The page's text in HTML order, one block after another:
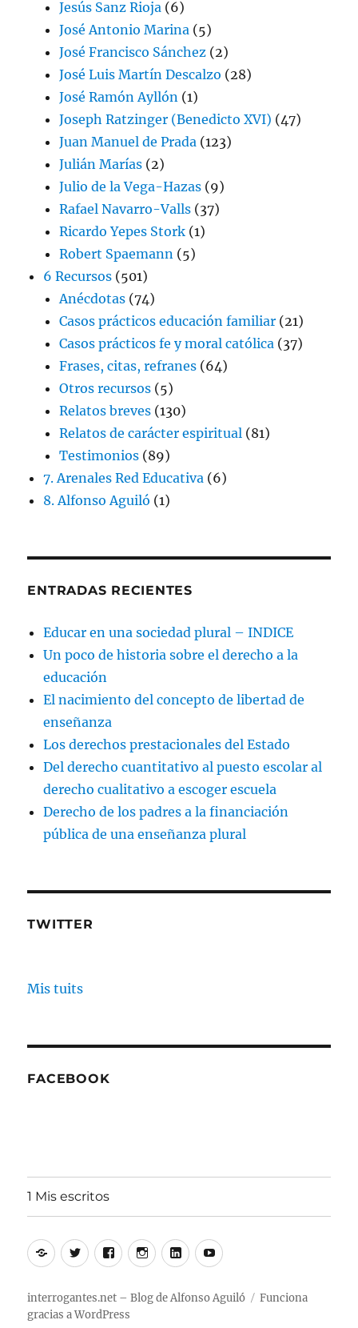
Jesús Sanz Rioja (6)
José Antonio Marina (5)
José Francisco Sánchez (2)
José Luis Martín Descalzo (28)
José Ramón Ayllón (1)
Joseph Ratzinger (Benedicto XVI) (47)
Juan Manuel de Prada (123)
Julián Marías (2)
Julio de la Vega-Hazas (9)
Rafael Navarro-Valls (37)
Ricardo Yepes Stork (1)
Robert Spaemann (5)
6 Recursos (501)
Anécdotas (74)
Casos prácticos educación familiar (21)
Casos prácticos fe y moral católica (37)
Frases, citas, refranes (64)
Otros recursos (5)
Relatos breves (130)
Relatos de carácter espiritual (81)
Testimonios (89)
7. Arenales Red Educativa (6)
8. Alfonso Aguiló (1)
ENTRADAS RECIENTES
Educar en una sociedad plural – INDICE
Un poco de historia sobre el derecho a la
educación
El nacimiento del concepto de libertad de
enseñanza
Los derechos prestacionales del Estado
Del derecho cuantitativo al puesto escolar al
derecho cualitativo a escoger escuela
Derecho de los padres a la financiación
pública de una enseñanza plural
TWITTER
Mis tuits
FACEBOOK
1 Mis escritos
Alfonso
Aguiló
TwitterFacebookInstagram
LinkedinYoutube
interrogantes.net – Blog de Alfonso Aguiló
Funciona
gracias a WordPress